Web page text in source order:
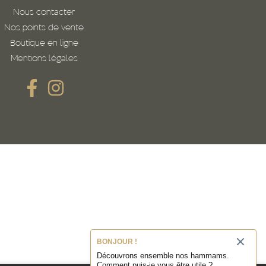
Nous contacter
Nos points de vente
Boutique en ligne
Mentions légales
BONJOUR !
Découvrons ensemble nos hammams.